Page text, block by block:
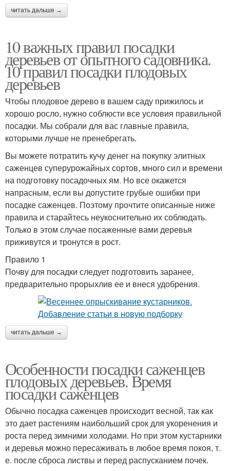
читать дальше →
10 важных правил посадки
деревьев от опытного садовника.
10 правил посадки плодовых
деревьев
Чтобы плодовое дерево в вашем саду прижилось и
хорошо росло, нужно соблюсти все условия правильной
посадки. Мы собрали для вас главные правила,
которыми лучше не пренебрегать.
Вы можете потратить кучу денег на покупку элитных
саженцев суперурожайных сортов, много сил и времени
на подготовку посадочных ям. Но все окажется
напрасным, если вы допустите грубые ошибки при
посадке саженцев. Поэтому прочтите описанные ниже
правила и старайтесь неукоснительно их соблюдать.
Только в этом случае посаженные вами деревья
приживутся и тронутся в рост.
Правило 1
Почву для посадки следует подготовить заранее,
предварительно прорыхлив ее и внеся удобрения.
читать дальше →
Особенности посадки саженцев
плодовых деревьев. Время
посадки саженцев
Обычно посадка саженцев происходит весной, так как
это дает растениям наибольший срок для укоренения и
роста перед зимними холодами. Но при этом кустарники
и деревья можно пересаживать в любое время покоя, т.
е. после сброса листвы и перед распусканием почек.